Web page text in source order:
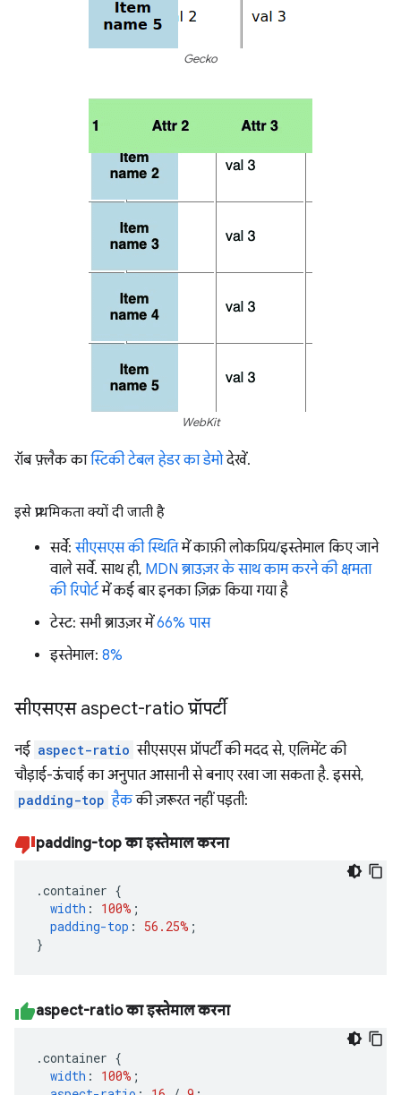
Gecko
WebKit
रॉब फ़्लैक कास्टिकी टेबल हेडर का डेमोदेखें.
इसे प्राथमिकता क्यों दी जाती है
सर्वे:सीएसएस की स्थितिमें काफ़ी लोकप्रिय/इस्तेमाल किए जाने
वाले सर्वे. साथ ही, MDN ब्राउज़र के साथ काम करने की क्षमता
की रिपोर्टमें कई बार इनका ज़िक्र किया गया है
टेस्ट: सभी ब्राउज़र में66% पास
इस्तेमाल: 8%
सीएसएस aspect-ratio प्रॉपर्टी
नई aspect-ratio सीएसएस प्रॉपर्टी की मदद से, एलिमेंट की
चौड़ाई-ऊंचाई का अनुपात आसानी से बनाए रखा जा सकता है. इससे,
padding-top हैककी ज़रूरत नहीं पड़ती:
padding-top का इस्तेमाल करना
.container {
width : 100% ;
padding-top : 56.25% ;
}
aspect-ratio का इस्तेमाल करना
.container {
width : 100% ;